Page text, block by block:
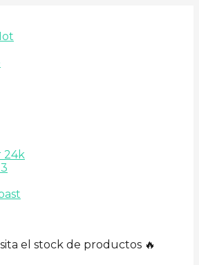
24k
el stock de productos 🔥